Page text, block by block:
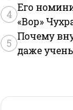
4
Его
«Вор»
5
Почему
даже